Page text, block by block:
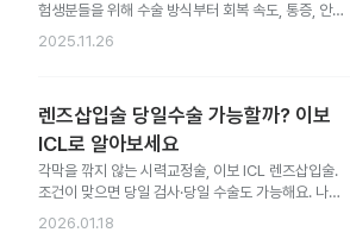
험생분들을 위해 수술 방식부터 회복 속도, 통증, 안전
성 차이까지 한 번에 정리했어요.
2025.11.26
렌즈삽입술 당일수술 가능할까? 이보
ICL로 알아보세요
각막을 깎지 않는 시력교정술, 이보 ICL 렌즈삽입술.
조건이 맞으면 당일 검사·당일 수술도 가능해요. 나에
게도 가능한지 지금 확인해 보세요.
2026.01.18